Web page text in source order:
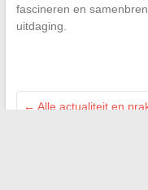
fascineren en
uitdaging.
← Alle actualiteit en